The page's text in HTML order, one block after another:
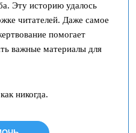
Эту историю удалось
читателей. Даже самое
помогает
важные материалы для
никогда.